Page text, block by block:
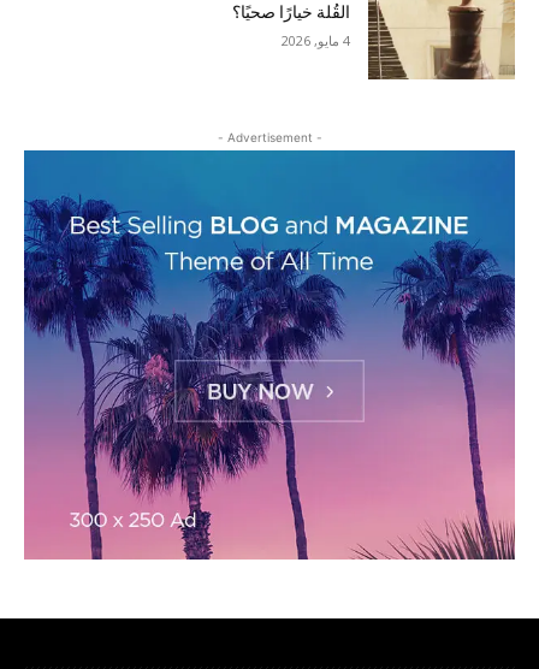
القُلة خيارًا صحيًا؟
4 مايو, 2026
- Advertisement -